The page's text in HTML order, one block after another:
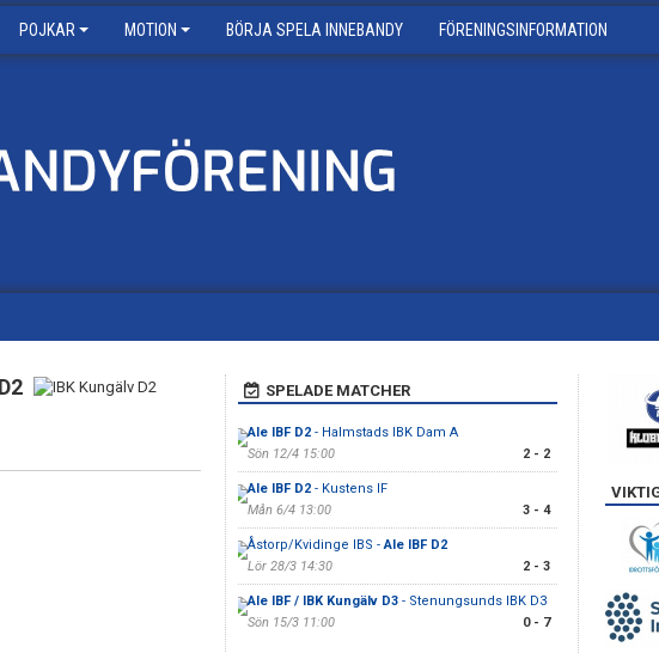
POJKAR MOTION BÖRJA SPELA INNEBANDY FÖRENINGSINFORMATION
SPELADE MATCHER
Ale IBF D2- Halmstads IBK Dam A
Sön 12/4 15:00
2 - 2
Ale IBF D2- Kustens IF
Mån 6/4 13:00
3 - 4
Åstorp/Kvidinge IBS -Ale IBF D2
Lör 28/3 14:30
2 - 3
Ale IBF / IBK Kungälv D3- Stenungsunds IBK D3
Sön 15/3 11:00
0 - 7